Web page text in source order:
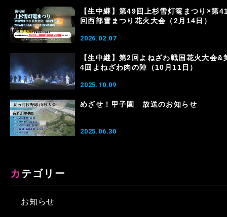
【生中継】第49回上杉雪灯篭まつり×第
回西部雪まつり花火大会（2月14日）
2026.02.07
【生中継】第2回よねざわ戦国花火大会&
4回よねざわ肉の陣（10月11日）
2025.10.09
めざせ！甲子園 放送のお知らせ
2025.06.30
カテゴリー
お知らせ